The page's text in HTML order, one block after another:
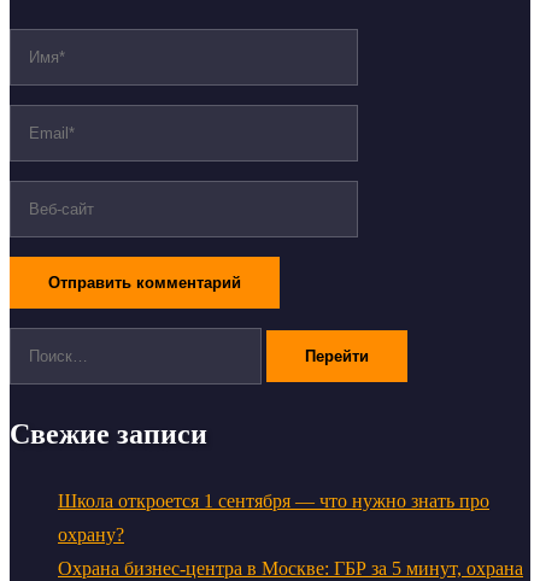
Свежие записи
Школа откроется 1 сентября — что нужно знать про
охрану?
Охрана бизнес-центра в Москве: ГБР за 5 минут, охрана